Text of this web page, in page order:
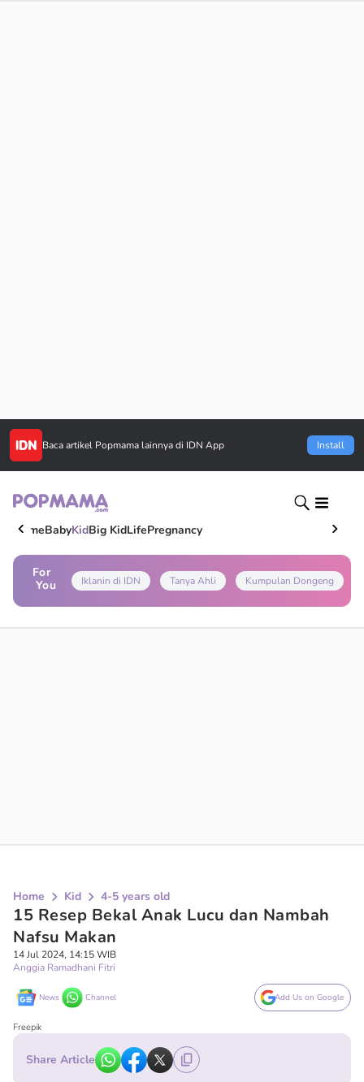
Baca artikel Popmama lainnya di IDN App Install
HomeBabyKidBig KidLifePregnancy
For
You
Iklanin di IDN Tanya Ahli Kumpulan Dongeng
Home Kid 4-5 years old
15 Resep Bekal Anak Lucu dan Nambah
Nafsu Makan
14 Jul 2024, 14:15 WIB
Anggia Ramadhani Fitri
News Channel Add Us on Google
Freepik
Share Article